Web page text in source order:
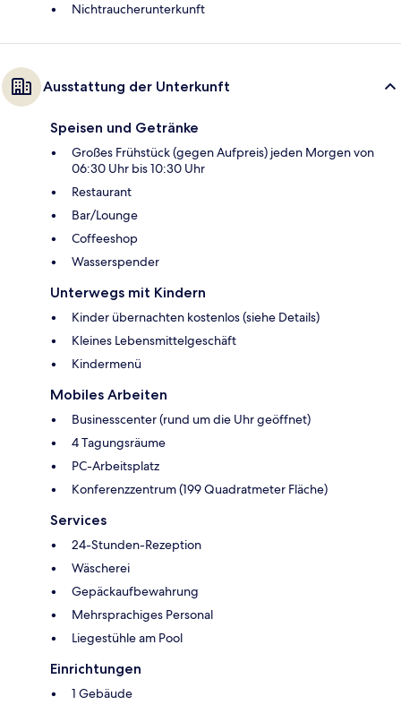
Nichtraucherunterkunft
Ausstattung der Unterkunft
Speisen und Getränke
Großes Frühstück (gegen Aufpreis) jeden Morgen von
06:30 Uhr bis 10:30 Uhr
Restaurant
Bar/Lounge
Coffeeshop
Wasserspender
Unterwegs mit Kindern
Kinder übernachten kostenlos (siehe Details)
Kleines Lebensmittelgeschäft
Kindermenü
Mobiles Arbeiten
Businesscenter (rund um die Uhr geöffnet)
4 Tagungsräume
PC-Arbeitsplatz
Konferenzzentrum (199 Quadratmeter Fläche)
Services
24-Stunden-Rezeption
Wäscherei
Gepäckaufbewahrung
Mehrsprachiges Personal
Liegestühle am Pool
Einrichtungen
1 Gebäude